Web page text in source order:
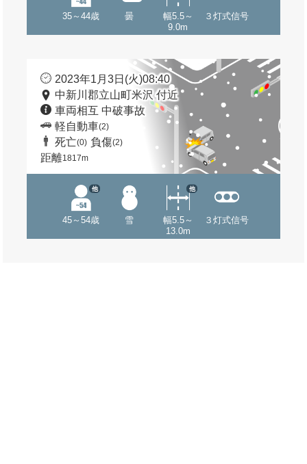
35～44歳 曇
幅5.5～
9.0m
３灯式信号
2023年1月3日(火)08:40
中新川郡立山町米沢 付近
車両相互 中破事故
軽自動車(2)
死亡(0) 負傷(2)
距離1817m
45～54歳
他
雪
幅5.5～
13.0m
他
３灯式信号